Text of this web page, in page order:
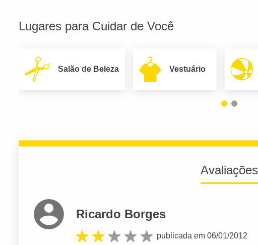
Lugares para Cuidar de Você
Salão de Beleza Vestuário
Avaliações
Ricardo Borges
publicada em 06/01/2012